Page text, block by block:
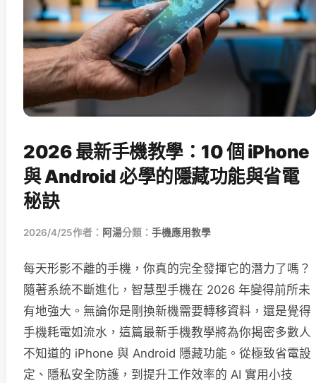
2026 最新手機教學：10 個 iPhone
與 Android 必學的隱藏功能與省電
秘訣
2026/4/25作者： 阿湯分類： 手機應用教學
每天形影不離的手機，你真的完全發揮它的潛力了嗎？
隨著系統不斷進化，智慧型手機在 2026 年變得前所未
有地強大。無論你是剛換新機需要轉移資料，還是覺得
手機耗電如流水，這篇最新手機教學將為你揭密多數人
不知道的 iPhone 與 Android 隱藏功能。從極致省電設
定、隱私安全防護，到提升工作效率的 AI 實用小技